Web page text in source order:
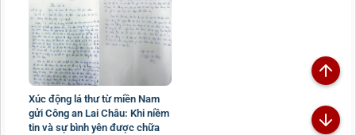
Xúc động lá thư từ miền Nam
gửi Công an Lai Châu: Khi niềm
tin và sự bình yên được chữa